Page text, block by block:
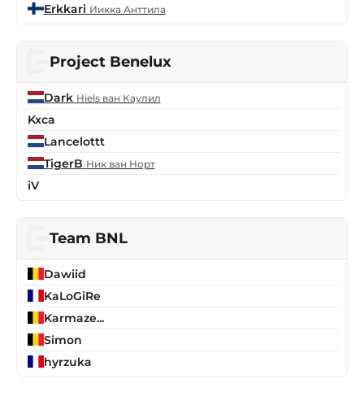
Erkkari Иикка Анттила
Project Benelux
Dark Нiels ван Каулил
Kxca
Lancelottt
TigerB Ник ван Норт
iV
Team BNL
Dawiid
KaLoGiRe
Karmaze...
Simon
hyrzuka